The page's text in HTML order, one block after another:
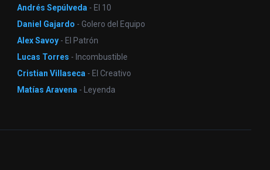
Andrés Sepúlveda - El 10
Daniel Gajardo - Golero del Equipo
Alex Savoy - El Patrón
Lucas Torres - Incombustible
Cristian Villaseca - El Creativo
Matías Aravena - Leyenda